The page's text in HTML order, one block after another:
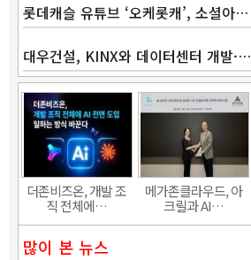
롯데캐슬 유튜브 ‘오케롯캐’, 소셜아…
대우건설, KINX와 데이터센터 개발·…
더존비즈온, 개발 조
직 전체에…
메가존클라우드, 아
크릴과 AI…
많이 본 뉴스